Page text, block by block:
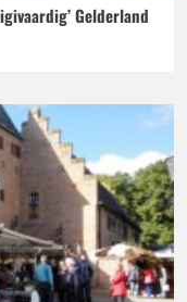
Gelderland